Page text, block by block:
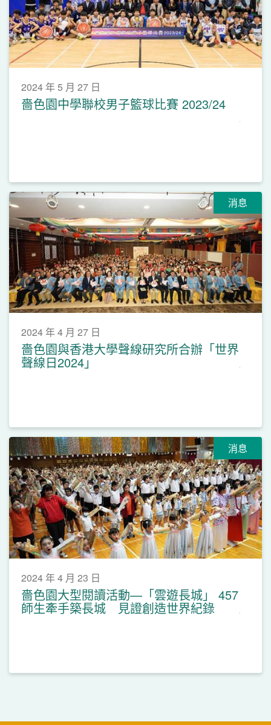
2024 年 5 月 27 日
嗇色園中學聯校男子籃球比賽 2023/24
消息
2024 年 4 月 27 日
嗇色園與香港大學聲線研究所合辦「世界
聲線日2024」
消息
2024 年 4 月 23 日
嗇色園大型閱讀活動—「雲遊長城」 457
師生牽手築長城 見證創造世界紀錄